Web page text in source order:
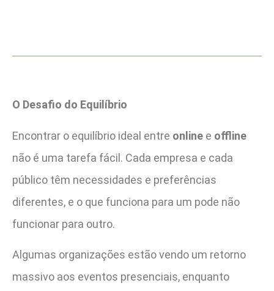
O Desafio do Equilíbrio
Encontrar o equilíbrio ideal entre online e offline
não é uma tarefa fácil. Cada empresa e cada
público têm necessidades e preferências
diferentes, e o que funciona para um pode não
funcionar para outro.
Algumas organizações estão vendo um retorno
massivo aos eventos presenciais, enquanto